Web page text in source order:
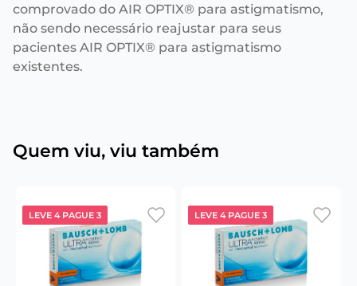
comprovado do AIR OPTIX® para astigmatismo,
não sendo necessário reajustar para seus
pacientes AIR OPTIX® para astigmatismo
existentes.
Quem viu, viu também
LEVE 4 PAGUE 3 LEVE 4 PAGUE 3